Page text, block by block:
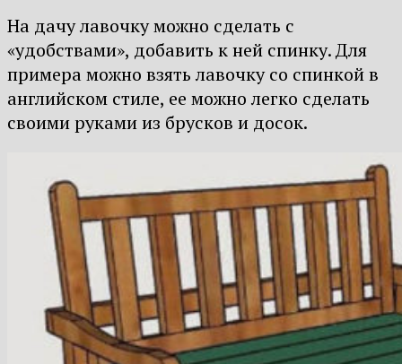
На дачу лавочку можно сделать с
«удобствами», добавить к ней спинку. Для
примера можно взять лавочку со спинкой в
английском стиле, ее можно легко сделать
своими руками из брусков и досок.